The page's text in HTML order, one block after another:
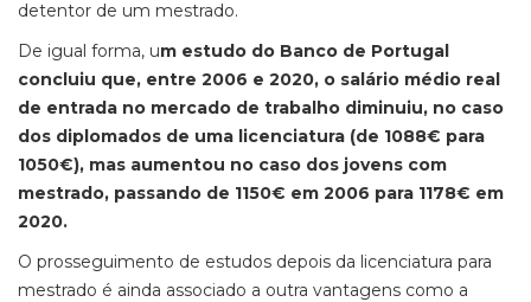
detentor de um mestrado.
De igual forma, um estudo do Banco de Portugal
concluiu que, entre 2006 e 2020, o salário médio real
de entrada no mercado de trabalho diminuiu, no caso
dos diplomados de uma licenciatura (de 1088€ para
1050€), mas aumentou no caso dos jovens com
mestrado, passando de 1150€ em 2006 para 1178€ em
2020.
O prosseguimento de estudos depois da licenciatura para
mestrado é ainda associado a outra vantagens como a